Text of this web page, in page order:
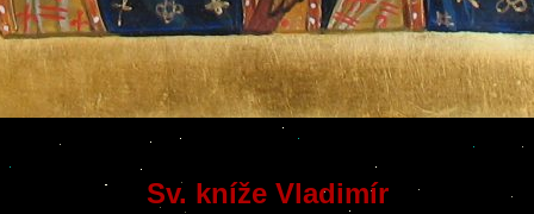
Sv. kníže Vladimír